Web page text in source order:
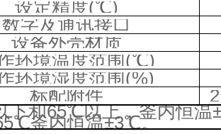
设定精度(℃)
数字及通讯接口
设备外壳材质
环境温度范围(℃)
环境湿度范围(%)
标配附件
下和65℃以上，釜内恒温
釜内恒温±3℃。